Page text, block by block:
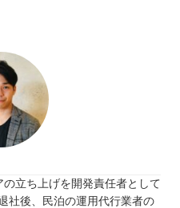
立ち上げを開発責任者として
社後、民泊の運用代行業者の